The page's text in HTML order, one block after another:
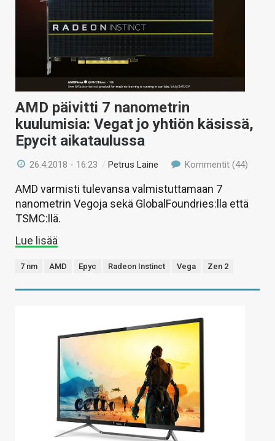
AMD päivitti 7 nanometrin
kuulumisia: Vegat jo yhtiön käsissä,
Epycit aikataulussa
26.4.2018 - 16:23 /Petrus Laine Kommentit (44)
AMD varmisti tulevansa valmistuttamaan 7
nanometrin Vegoja sekä GlobalFoundries:lla että
TSMC:llä.
Lue lisää
7 nm AMD Epyc Radeon Instinct Vega Zen 2